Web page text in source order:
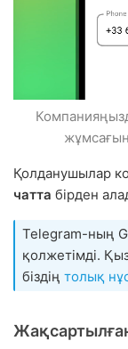
Қолданушылар
чатта бірден
Telegram-ның
қолжетімді.
біздің толық